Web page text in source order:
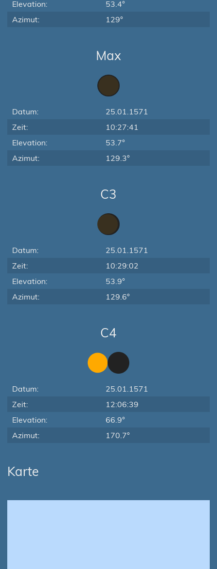
Elevation:
53.4°
Azimut:
129°
Max
Datum:
25.01.1571
Zeit:
10:27:41
Elevation:
53.7°
Azimut:
129.3°
C3
Datum:
25.01.1571
Zeit:
10:29:02
Elevation:
53.9°
Azimut:
129.6°
C4
Datum:
25.01.1571
Zeit:
12:06:39
Elevation:
66.9°
Azimut:
170.7°
Karte